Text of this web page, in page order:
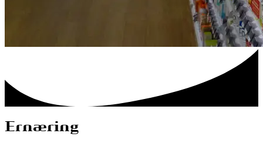
Ernæring